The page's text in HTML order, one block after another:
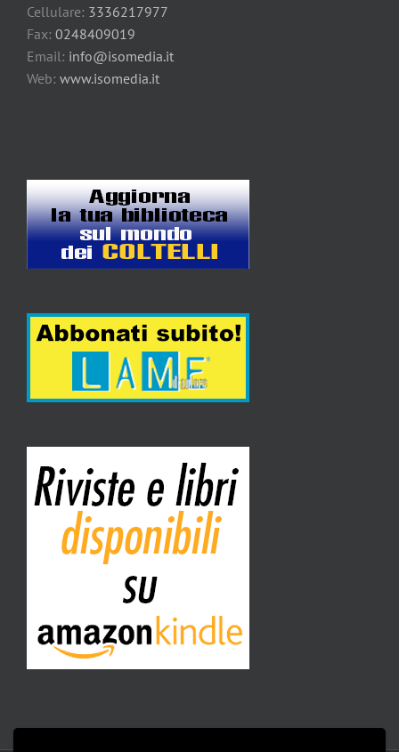
Cellulare: 3336217977
Fax: 0248409019
Email: info@isomedia.it
Web: www.isomedia.it